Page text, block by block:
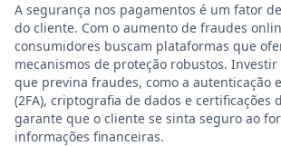
A segurança nos pagamentos é um fator
do cliente. Com o aumento de fraudes
consumidores buscam plataformas que
mecanismos de proteção robustos.
que previna fraudes, como a autenticação
(2FA), criptografia de dados e certificações
garante que o cliente se sinta seguro ao
informações financeiras.